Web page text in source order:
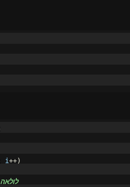
i++)
//